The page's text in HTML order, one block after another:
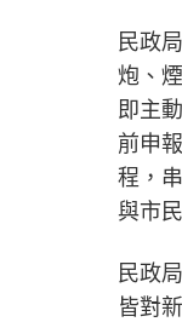
民政
炮、
即主
前申
程，
與市
民政
皆對